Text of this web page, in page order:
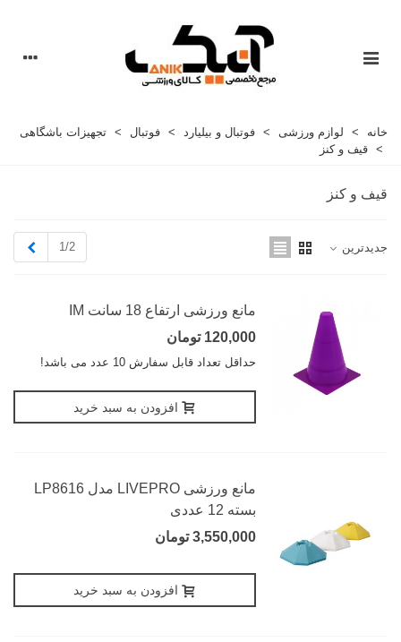
خانه > لوازم ورزشی > فوتبال و بیلیارد > فوتبال > تجهیزات باشگاهی
> قیف و کنز
قیف و کنز
جدیدترین 1/2
مانع ورزشی ارتفاع 18 سانت IM
120,000 تومان
حداقل تعداد قابل سفارش 10 عدد می باشد!
افزودن به سبد خرید
مانع ورزشی LIVEPRO مدل LP8616
بسته 12 عددی
3,550,000 تومان
افزودن به سبد خرید